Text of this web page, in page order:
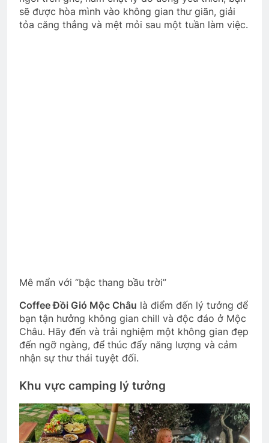
sẽ được hòa mình vào không gian thư giãn, giải
tỏa căng thẳng và mệt mỏi sau một tuần làm việc.
Mê mẩn với “bậc thang bầu trời”
Coffee Đồi Gió Mộc Châu là điểm đến lý tưởng để
bạn tận hưởng không gian chill và độc đáo ở Mộc
Châu. Hãy đến và trải nghiệm một không gian đẹp
đến ngỡ ngàng, để thúc đẩy năng lượng và cảm
nhận sự thư thái tuyệt đối.
Khu vực camping lý tưởng